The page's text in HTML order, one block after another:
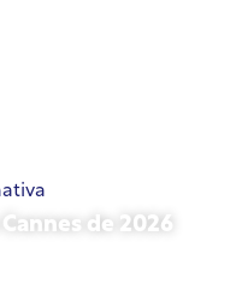
de 2026